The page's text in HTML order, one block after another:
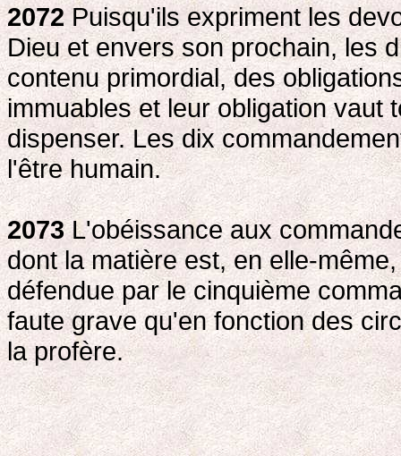
2072Puisqu'ils expriment les
Dieu et envers son prochain, les
contenu primordial, des
immuables et leur obligation vaut
dispenser. Les dix
l'être humain.
2073L'obéissance aux
dont la matière est, en elle-
défendue par le cinquième
faute grave qu'en fonction des
la profère.